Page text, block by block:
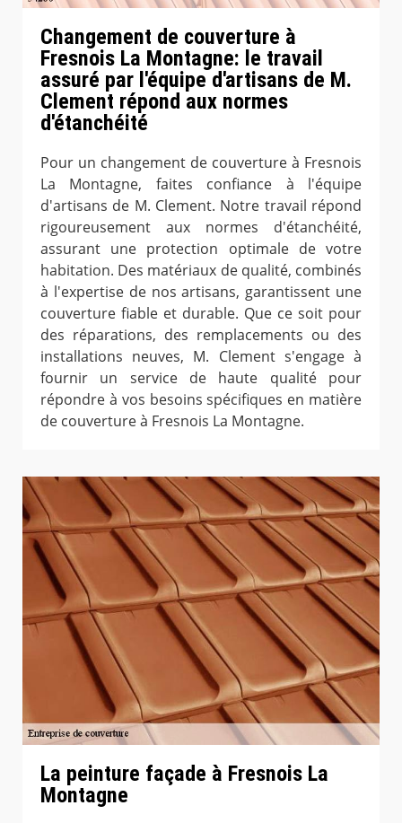
Changement de couverture à
Fresnois La Montagne: le travail
assuré par l'équipe d'artisans de M.
Clement répond aux normes
d'étanchéité
Pour un changement de couverture à Fresnois
La Montagne, faites confiance à l'équipe
d'artisans de M. Clement. Notre travail répond
rigoureusement aux normes d'étanchéité,
assurant une protection optimale de votre
habitation. Des matériaux de qualité, combinés
à l'expertise de nos artisans, garantissent une
couverture fiable et durable. Que ce soit pour
des réparations, des remplacements ou des
installations neuves, M. Clement s'engage à
fournir un service de haute qualité pour
répondre à vos besoins spécifiques en matière
de couverture à Fresnois La Montagne.
La peinture façade à Fresnois La
Montagne